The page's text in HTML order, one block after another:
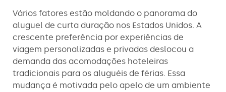
Vários fatores estão moldando o panorama do
aluguel de curta duração nos Estados Unidos. A
crescente preferência por experiências de
viagem personalizadas e privadas deslocou a
demanda das acomodações hoteleiras
tradicionais para os aluguéis de férias. Essa
mudança é motivada pelo apelo de um ambiente